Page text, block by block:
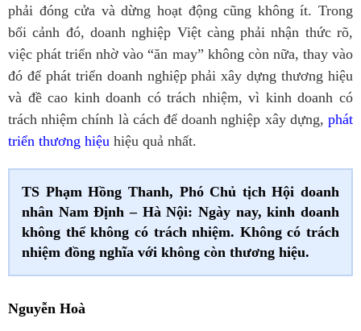
phải đóng cửa và dừng hoạt động cũng không ít. Trong
bối cảnh đó, doanh nghiệp Việt càng phải nhận thức rõ,
việc phát triển nhờ vào “ăn may” không còn nữa, thay vào
đó để phát triển doanh nghiệp phải xây dựng thương hiệu
và đề cao kinh doanh có trách nhiệm, vì kinh doanh có
trách nhiệm chính là cách để doanh nghiệp xây dựng, phát
triển thương hiệu hiệu quả nhất.
TS Phạm Hồng Thanh, Phó Chủ tịch Hội doanh
nhân Nam Định – Hà Nội: Ngày nay, kinh doanh
không thể không có trách nhiệm. Không có trách
nhiệm đồng nghĩa với không còn thương hiệu.
Nguyễn Hoà